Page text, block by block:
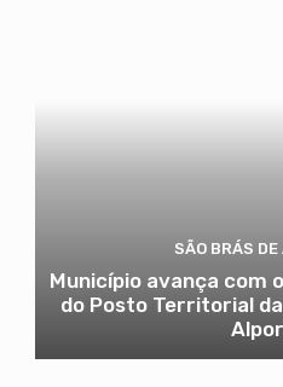
SÃO BRÁS
Município avança com
do Posto Territorial da